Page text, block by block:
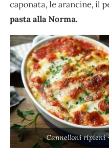
caponata, le arancine, il
pasta alla Norma.
Cannelloni ripieni